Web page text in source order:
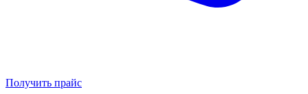
Получить прайс